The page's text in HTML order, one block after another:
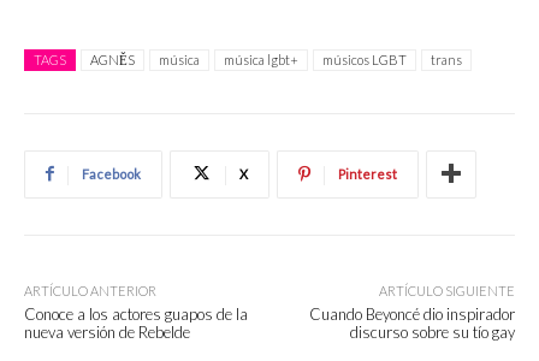
TAGS AGNĚS música música lgbt+ músicos LGBT trans
Facebook X Pinterest
ARTÍCULO ANTERIOR
Conoce a los actores guapos de la
nueva versión de Rebelde
ARTÍCULO SIGUIENTE
Cuando Beyoncé dio inspirador
discurso sobre su tío gay